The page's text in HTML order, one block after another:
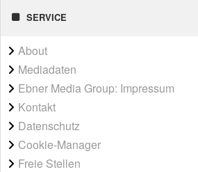
SERVICE
About
Mediadaten
Ebner Media Group: Impressum
Kontakt
Datenschutz
Cookie-Manager
Freie Stellen